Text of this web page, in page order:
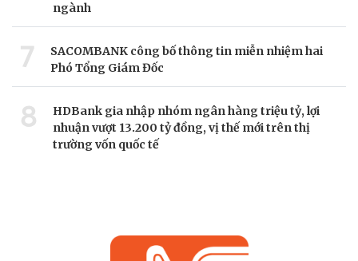
ngành
7
SACOMBANK công bố thông tin miễn nhiệm hai
Phó Tổng Giám Đốc
8
HDBank gia nhập nhóm ngân hàng triệu tỷ, lợi
nhuận vượt 13.200 tỷ đồng, vị thế mới trên thị
trường vốn quốc tế